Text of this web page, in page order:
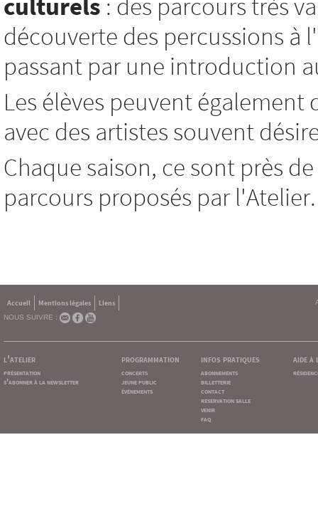
découverte des percussions
passant par une introduction
Les élèves peuvent
avec des artistes souvent
Chaque saison, ce sont près
parcours proposés par l'Atelier.
Accueil Mentions légales
Liens
NOUS SUIVRE :
l'atelier
présentation
s'abonner à la newsletter
programmation
concerts
jeune public
événements
infos pratiques
abonnements
billetterie
contact
reservation salle
venir
faq
aide